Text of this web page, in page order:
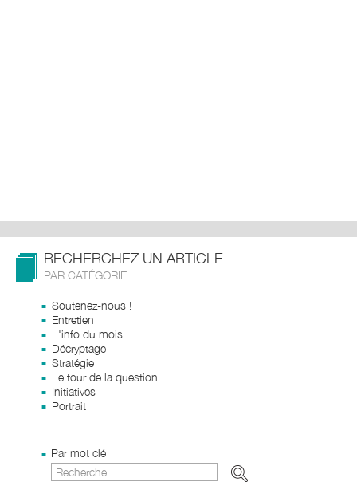
RECHERCHEZ UN ARTICLE
PAR CATÉGORIE
Soutenez-nous !
Entretien
L'info du mois
Décryptage
Stratégie
Le tour de la question
Initiatives
Portrait
Par mot clé